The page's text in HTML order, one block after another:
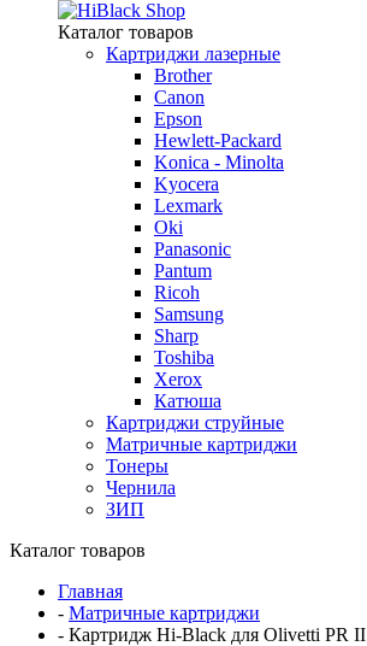
Каталог товаров
Картриджи лазерные
Brother
Canon
Epson
Hewlett-Packard
Konica - Minolta
Kyocera
Lexmark
Oki
Panasonic
Pantum
Ricoh
Samsung
Sharp
Toshiba
Xerox
Катюша
Картриджи струйные
Матричные картриджи
Тонеры
Чернила
ЗИП
Каталог товаров
Главная
- Матричные картриджи
- Картридж Hi-Black для Olivetti PR II